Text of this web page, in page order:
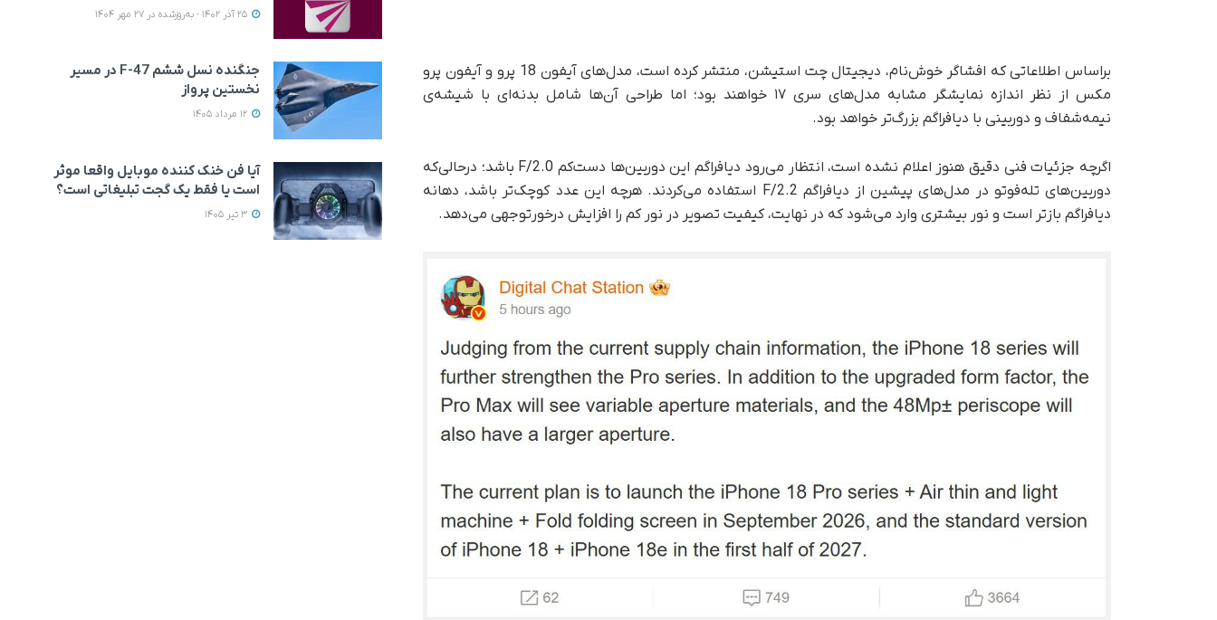
براساس اطلاعاتی که افشاگر خوش‌نام، دیجیتال چت استیشن، منتشر کرده است، مدل‌های آیفون 18 پرو و آیفون پرو
مکس از نظر اندازه نمایشگر مشابه مدل‌های سری ۱۷ خواهند بود؛ اما طراحی آن‌ها شامل بدنه‌ای با شیشه‌ی
نیمه‌شفاف و دوربینی با دیافراگم بزرگ‌تر خواهد بود.
اگرچه جزئیات فنی دقیق هنوز اعلام نشده است، انتظار می‌رود دیافراگم این دوربین‌ها دست‌کم F/2.0 باشد؛ در‌حالی‌که
دوربین‌های تله‌فوتو در مدل‌های پیشین از دیافراگم F/2.2 استفاده می‌کردند. هرچه این عدد کوچک‌تر باشد، دهانه
دیافراگم بازتر است و نور بیشتری وارد می‌شود که در نهایت، کیفیت تصویر در نور کم را افزایش درخورتوجهی می‌دهد.
جنگنده نسل ششم F-47 در مسیر
نخستین پرواز
آیا فن خنک کننده موبایل واقعا موثر
است یا فقط یک گجت تبلیغاتی است؟